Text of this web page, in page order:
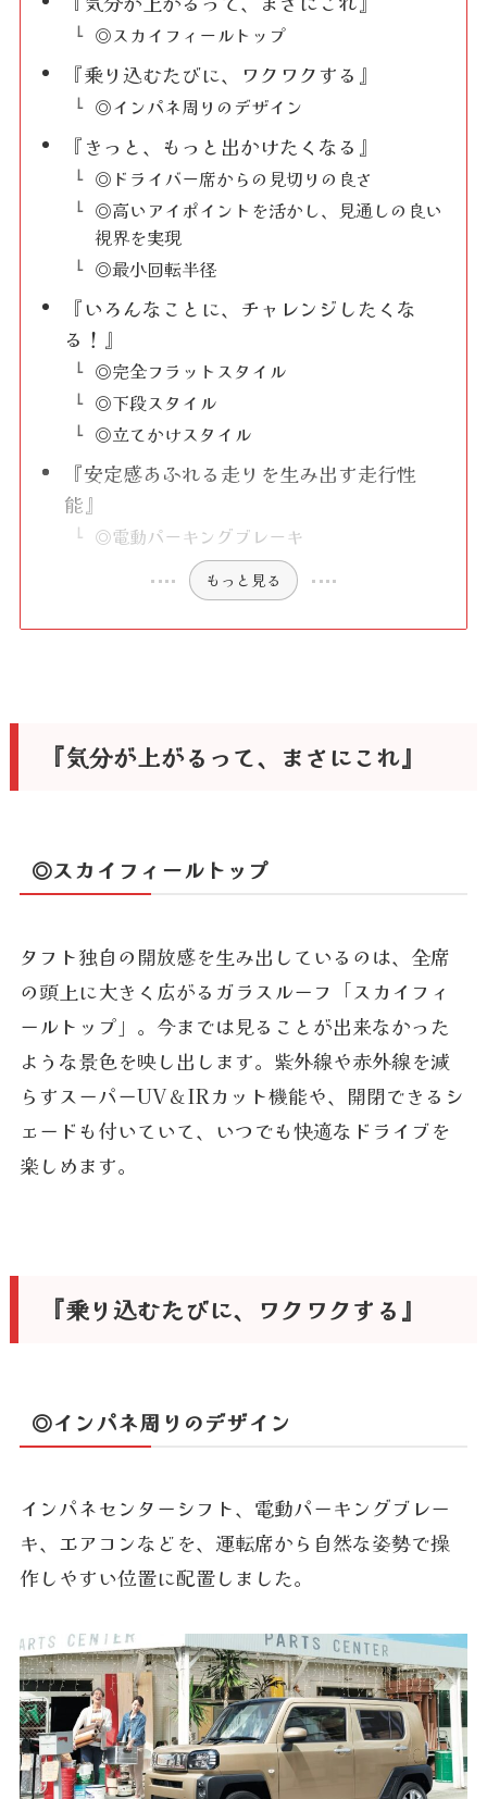
◎スカイフィールトップ
『乗り込むたびに、ワクワクする』
◎インパネ周りのデザイン
『きっと、もっと出かけたくなる』
◎ドライバー席からの見切りの良さ
◎高いアイポイントを活かし、見通しの良い
視界を実現
◎最小回転半径
『いろんなことに、チャレンジしたくな
る！』
◎完全フラットスタイル
◎下段スタイル
◎立てかけスタイル
『安定感あふれる走りを生み出す走行性
能』
◎電動パーキングブレーキ
もっと見る
『気分が上がるって、まさにこれ』
◎スカイフィールトップ
タフト独自の開放感を生み出しているのは、全席
の頭上に大きく広がるガラスルーフ「スカイフィ
ールトップ」。今までは見ることが出来なかった
ような景色を映し出します。紫外線や赤外線を減
らすスーパーUV＆IRカット機能や、開閉できるシ
ェードも付いていて、いつでも快適なドライブを
楽しめます。
『乗り込むたびに、ワクワクする』
◎インパネ周りのデザイン
インパネセンターシフト、電動パーキングブレー
キ、エアコンなどを、運転席から自然な姿勢で操
作しやすい位置に配置しました。